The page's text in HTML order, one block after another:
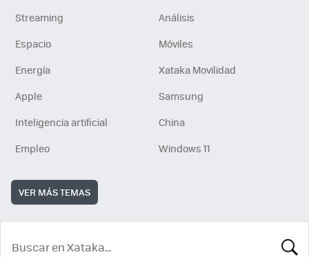
Streaming
Análisis
Espacio
Móviles
Energía
Xataka Movilidad
Apple
Samsung
Inteligencia artificial
China
Empleo
Windows 11
VER MÁS TEMAS